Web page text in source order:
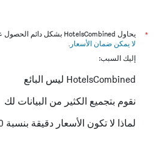
*
يحاول HotelsCombined بشكل دائم الحصول على الأسعار الدقيقة، ولكن
لا يمكن ضمان الأسعار .
إليك السبب:
HotelsCombined ليس البائع
نقوم بتجميع الكثير من البيانات لك
لماذا لا تكون الأسعار دقيقة بنسبة 100٪؟